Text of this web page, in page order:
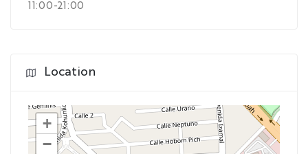
11:00-21:00
Location
+
−